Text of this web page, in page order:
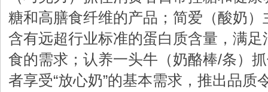
糖和高膳食纤维的产品；简爱（酸奶
含有远超行业标准的蛋白质含量，满
食的需求；认养一头牛（奶酪棒/条）
者享受“放心奶”的基本需求，推出品质